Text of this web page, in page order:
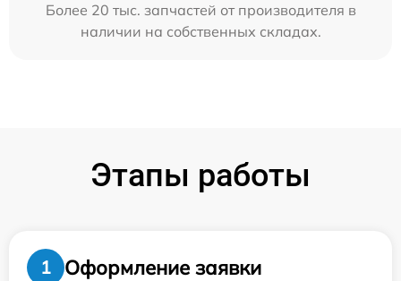
Более 20 тыс. запчастей от производителя в
наличии на собственных складах.
Этапы работы
1
Оформление заявки